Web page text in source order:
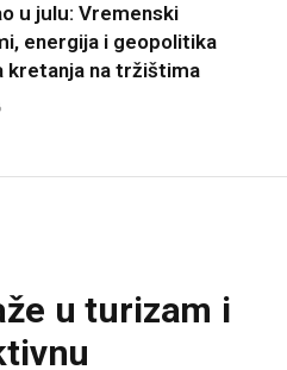
u julu: Vremenski
energija i geopolitika
kretanja na tržištima
u turizam i